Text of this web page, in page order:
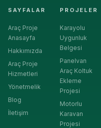
SAYFALAR
Araç Proje
Anasayfa
Hakkımızda
Araç Proje
Hizmetleri
Yönetmelik
Blog
İletişim
PROJELER
Karayolu
Uygunluk
Belgesi
Panelvan
Araç Koltuk
Ekleme
Projesi
Motorlu
Karavan
Projesi